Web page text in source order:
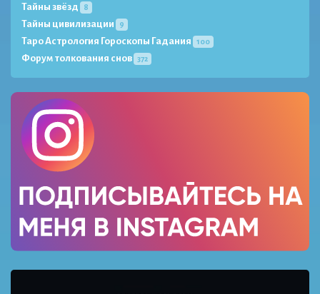
Тайны звёзд 8
Тайны цивилизации 9
Таро Астрология Гороскопы Гадания 100
Форум толкования снов 372